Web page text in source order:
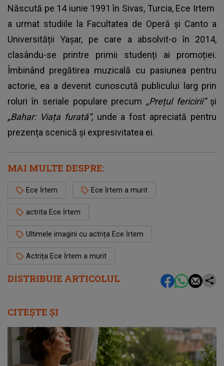
DISTRIBUIE ARTICOLUL
Născută pe 14 iunie 1991 în Sivas, Turcia, Ece Irtem
a urmat studiile la Facultatea de Operă și Canto a
Universității Yașar, pe care a absolvit-o în 2014,
clasându-se printre primii studenți ai promoției.
Îmbinând pregătirea muzicală cu pasiunea pentru
actorie, ea a devenit cunoscută publicului larg prin
roluri în seriale populare precum „Prețul fericirii” și
„Bahar: Viața furată”, unde a fost apreciată pentru
prezența scenică și expresivitatea ei.
MAI MULTE DESPRE:
Ece İrtem Ece İrtem a murit
actrita Ece İrtem
Ultimele imagini cu actrița Ece İrtem
Actrița Ece İrtem a murit
CITEȘTE ȘI